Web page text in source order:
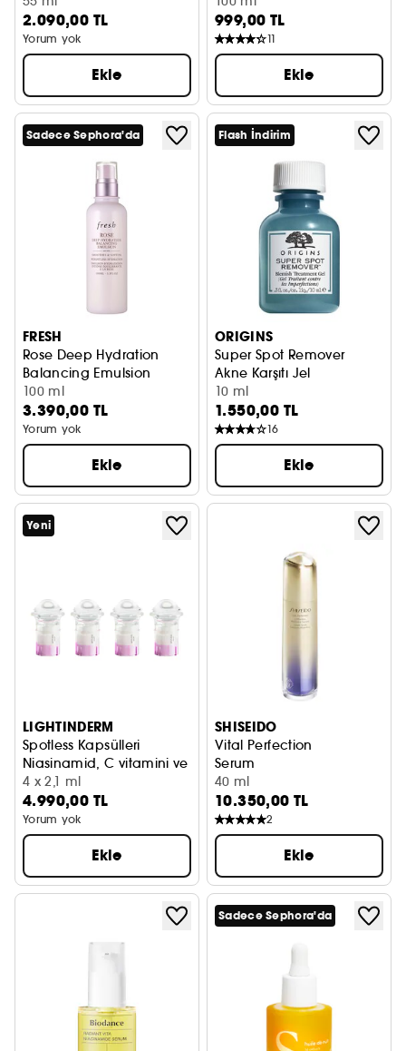
2.090,00 TL
Yorum yok
Ekle
999,00 TL
11
Ekle
Sadece Sephora'da
FRESH
Rose Deep Hydration
Balancing Emulsion
Güllü Hafif Nemlendirici
100 ml
3.390,00 TL
Yorum yok
Ekle
Flash İndirim
ORIGINS
Super Spot Remover
Akne Karşıtı Jel
10 ml
1.550,00 TL
16
Ekle
Yeni
LIGHTINDERM
Spotless Kapsülleri
Niasinamid, C vitamini ve HA içeren leke karşıtı serum
4 x 2,1 ml
4.990,00 TL
Yorum yok
Ekle
SHISEIDO
Vital Perfection
Serum
40 ml
10.350,00 TL
2
Ekle
Sadece Sephora'da